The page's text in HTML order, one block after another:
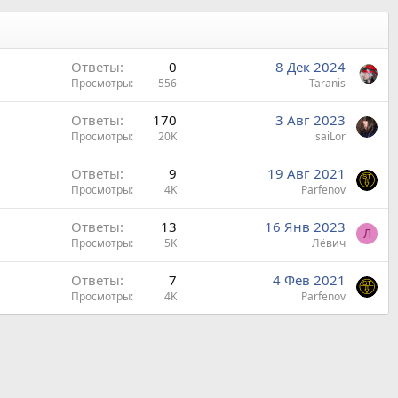
Ответы 0
Просмотры 556
8 Дек 2024
Taranis
Ответы 170
Просмотры 20K
3 Авг 2023
saiLor
Ответы 9
Просмотры 4K
19 Авг 2021
Parfenov
Ответы 13
Просмотры 5K
16 Янв 2023
Лëвич
Л
Ответы 7
Просмотры 4K
4 Фев 2021
Parfenov